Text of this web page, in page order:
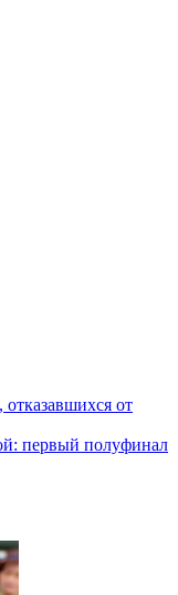
от
первый полуфинал